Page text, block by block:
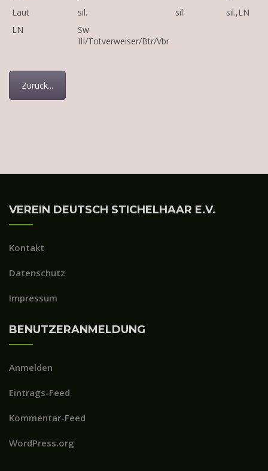
Laut
sil. sil.
sil.,LN
LN
Sw
III/Totverweiser/Btr/Vbr
Zurück...
VEREIN DEUTSCH STICHELHAAR E.V.
Kontakt
Datenschutz
Impressum
BENUTZERANMELDUNG
Anmelden
Eintrags-Feed
Kommentar-Feed
WordPress.org